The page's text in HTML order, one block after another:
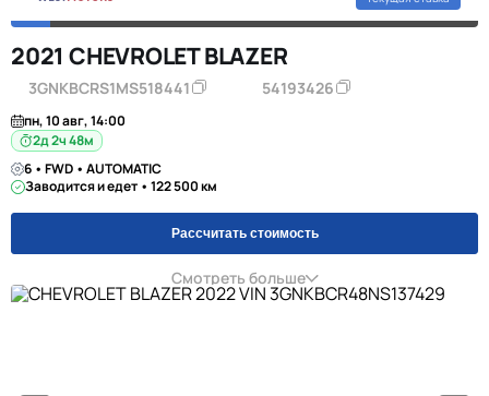
2021 CHEVROLET BLAZER
3GNKBCRS1MS518441 54193426
пн, 10 авг, 14:00
2д 2ч 48м
6 • FWD • AUTOMATIC
Заводится и едет • 122 500 км
Рассчитать стоимость
Смотреть больше